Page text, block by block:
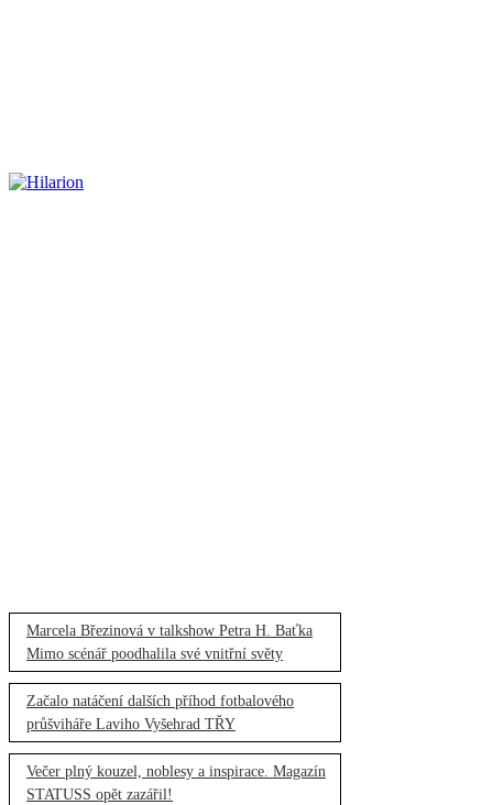
Marcela Březinová v talkshow Petra H. Baťka
Mimo scénář poodhalila své vnitřní světy
Začalo natáčení dalších příhod fotbalového
průšviháře Laviho Vyšehrad TŘY
Večer plný kouzel, noblesy a inspirace. Magazín
STATUSS opět zazářil!